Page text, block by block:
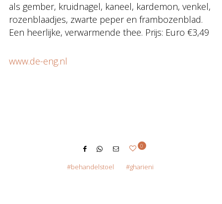
als gember, kruidnagel, kaneel, kardemon, venkel,
rozenblaadjes, zwarte peper en frambozenblad.
Een heerlijke, verwarmende thee. Prijs: Euro €3,49
www.de-eng.nl
0
behandelstoel gharieni